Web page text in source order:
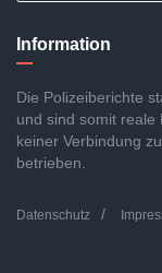
Information
Die Polizeiberichte
und sind somit reale
keiner Verbindung
betrieben.
Datenschutz